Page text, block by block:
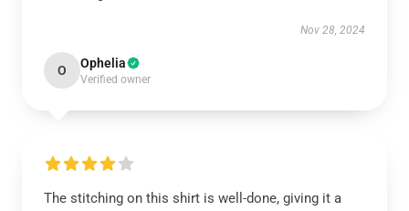
Nov 28, 2024
O Ophelia
Verified owner
The stitching on this shirt is well-done, giving it a